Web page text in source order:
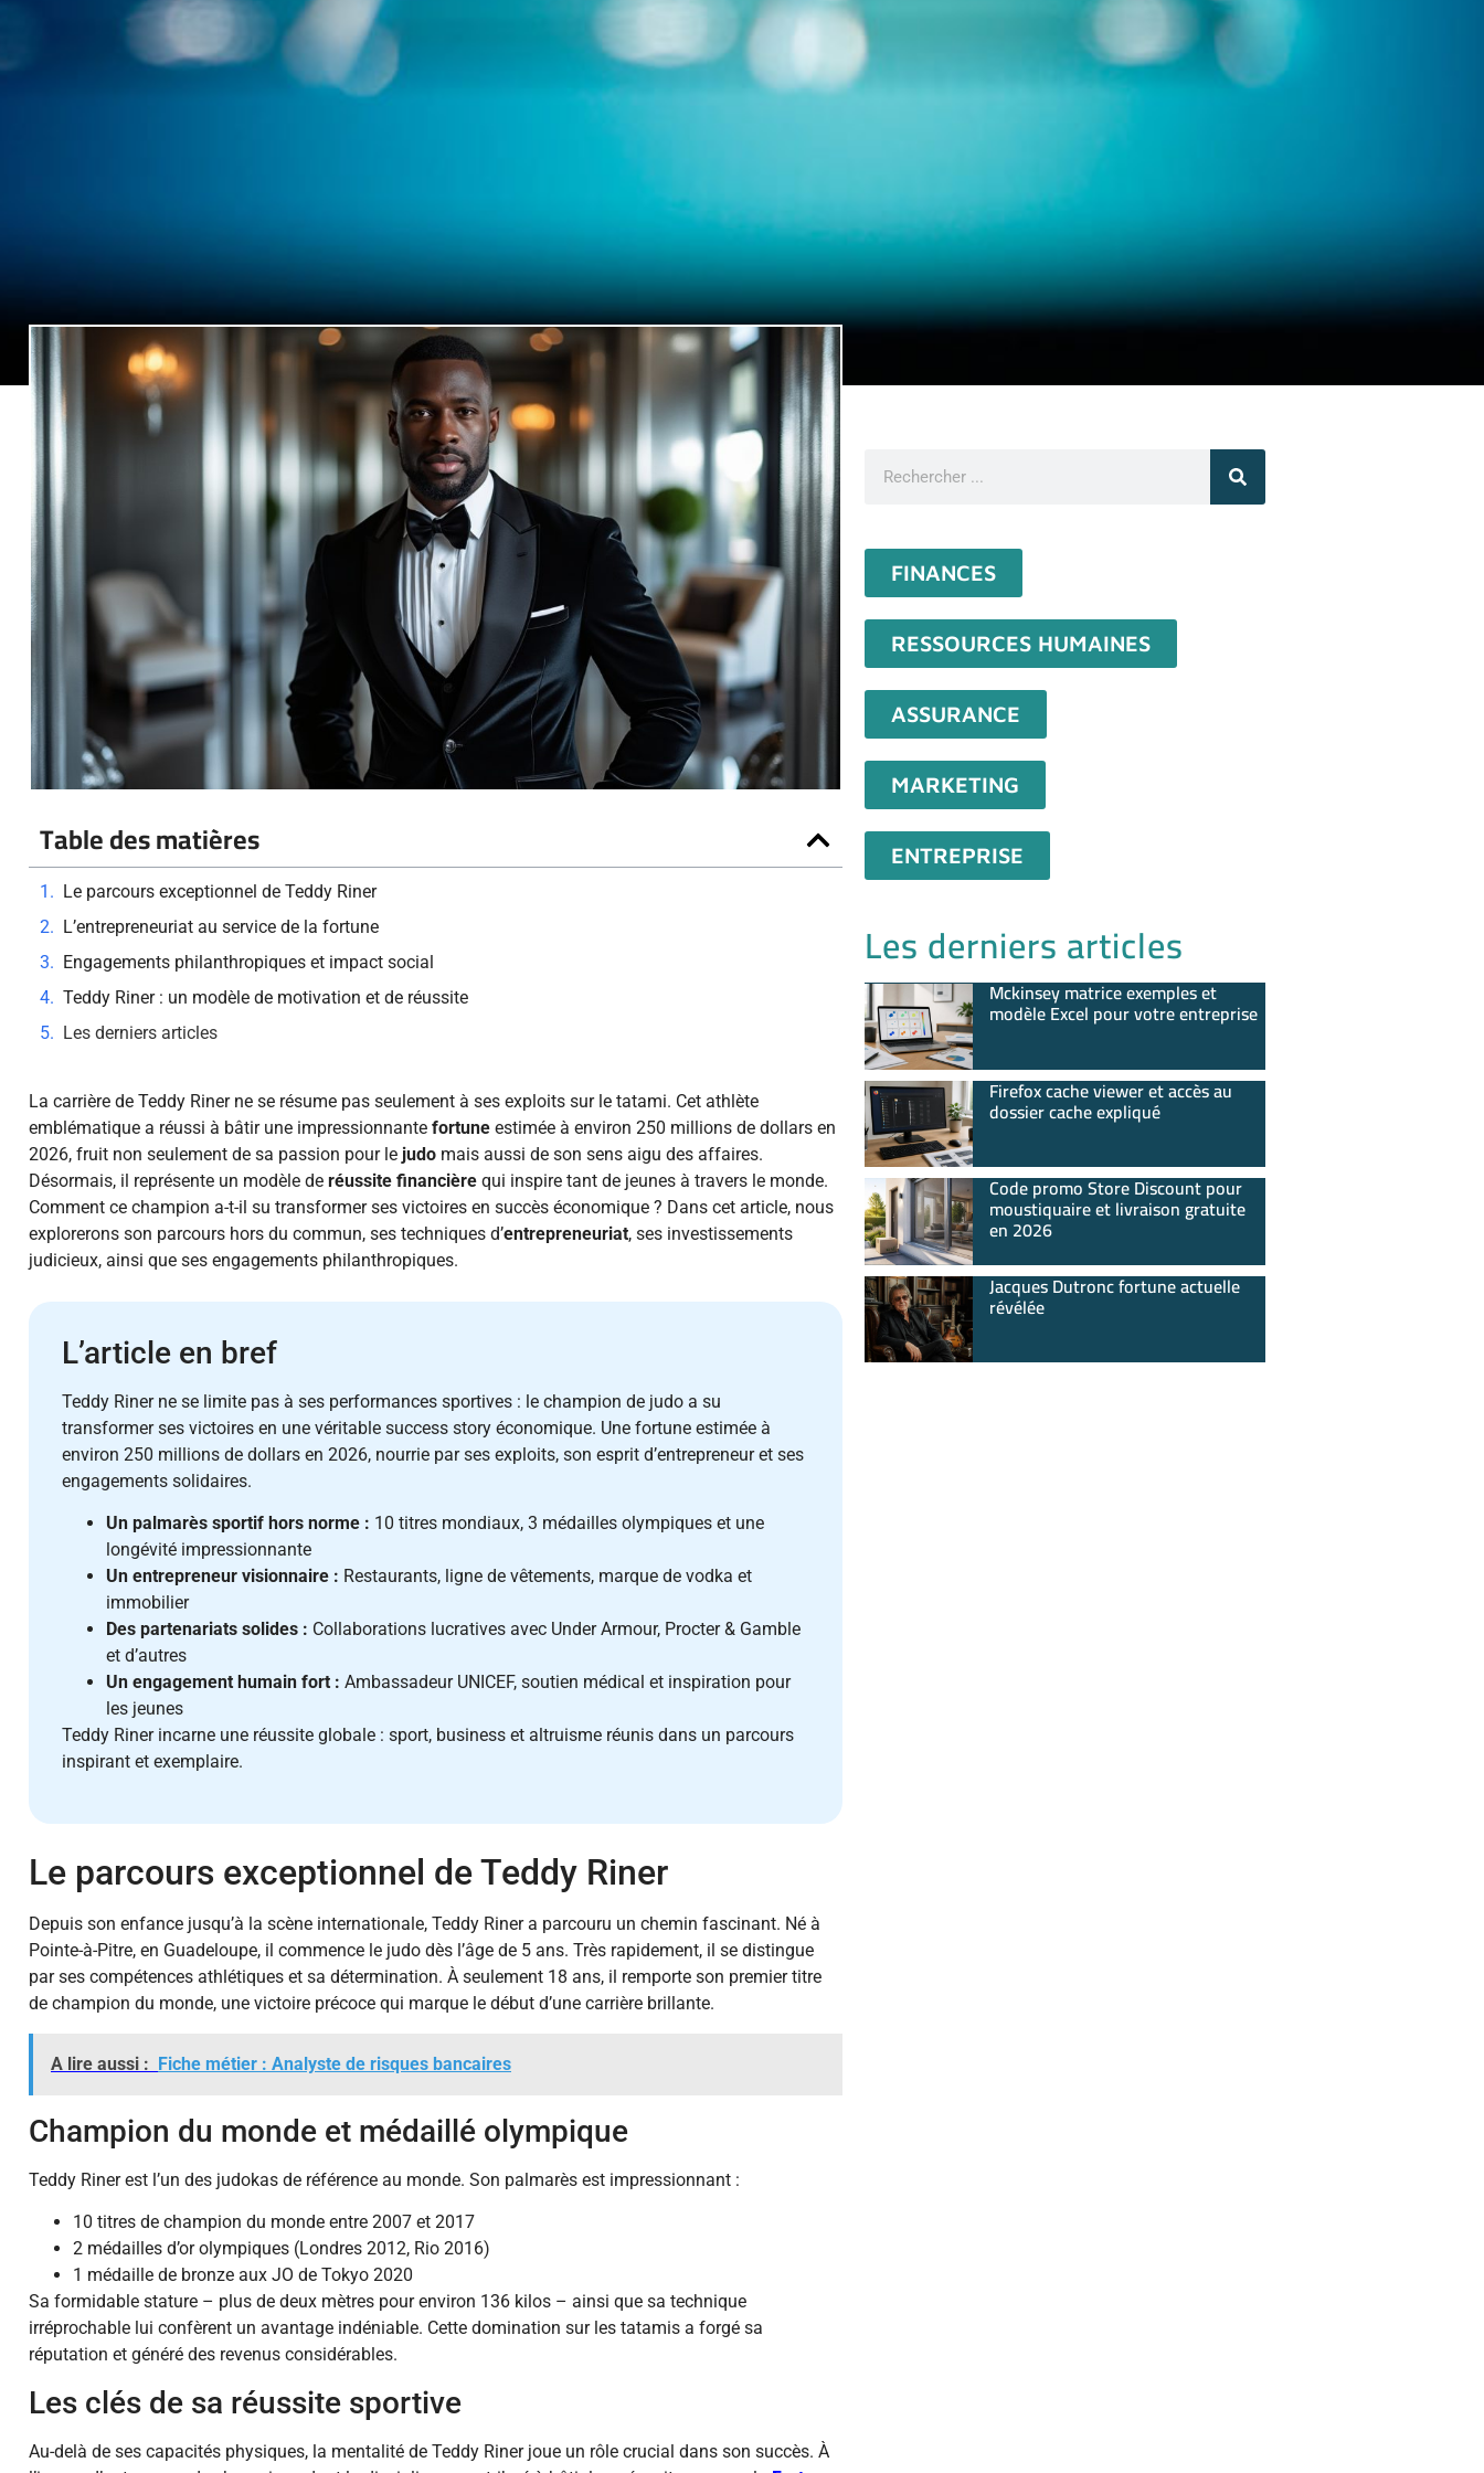
Table des matières
Le parcours exceptionnel de Teddy Riner
L’entrepreneuriat au service de la fortune
Engagements philanthropiques et impact social
Teddy Riner : un modèle de motivation et de réussite
Les derniers articles
La carrière de Teddy Riner ne se résume pas seulement à ses exploits sur le tatami. Cet athlète
emblématique a réussi à bâtir une impressionnante fortune estimée à environ 250 millions de dollars en
2026, fruit non seulement de sa passion pour le judo mais aussi de son sens aigu des affaires.
Désormais, il représente un modèle de réussite financière qui inspire tant de jeunes à travers le monde.
Comment ce champion a-t-il su transformer ses victoires en succès économique ? Dans cet article, nous
explorerons son parcours hors du commun, ses techniques d’entrepreneuriat, ses investissements
judicieux, ainsi que ses engagements philanthropiques.
L’article en bref
Teddy Riner ne se limite pas à ses performances sportives : le champion de judo a su
transformer ses victoires en une véritable success story économique. Une fortune estimée à
environ 250 millions de dollars en 2026, nourrie par ses exploits, son esprit d’entrepreneur et ses
engagements solidaires.
Un palmarès sportif hors norme : 10 titres mondiaux, 3 médailles olympiques et une
longévité impressionnante
Un entrepreneur visionnaire : Restaurants, ligne de vêtements, marque de vodka et
immobilier
Des partenariats solides : Collaborations lucratives avec Under Armour, Procter & Gamble
et d’autres
Un engagement humain fort : Ambassadeur UNICEF, soutien médical et inspiration pour
les jeunes
Teddy Riner incarne une réussite globale : sport, business et altruisme réunis dans un parcours
inspirant et exemplaire.
Le parcours exceptionnel de Teddy Riner
Depuis son enfance jusqu’à la scène internationale, Teddy Riner a parcouru un chemin fascinant. Né à
Pointe-à-Pitre, en Guadeloupe, il commence le judo dès l’âge de 5 ans. Très rapidement, il se distingue
par ses compétences athlétiques et sa détermination. À seulement 18 ans, il remporte son premier titre
de champion du monde, une victoire précoce qui marque le début d’une carrière brillante.
A lire aussi : Fiche métier : Analyste de risques bancaires
Champion du monde et médaillé olympique
Teddy Riner est l’un des judokas de référence au monde. Son palmarès est impressionnant :
10 titres de champion du monde entre 2007 et 2017
2 médailles d’or olympiques (Londres 2012, Rio 2016)
1 médaille de bronze aux JO de Tokyo 2020
Sa formidable stature – plus de deux mètres pour environ 136 kilos – ainsi que sa technique
irréprochable lui confèrent un avantage indéniable. Cette domination sur les tatamis a forgé sa
réputation et généré des revenus considérables.
Les clés de sa réussite sportive
Au-delà de ses capacités physiques, la mentalité de Teddy Riner joue un rôle crucial dans son succès. À
FINANCES
RESSOURCES HUMAINES
ASSURANCE
MARKETING
ENTREPRISE
Les derniers articles
Mckinsey matrice exemples et
modèle Excel pour votre entreprise
Firefox cache viewer et accès au
dossier cache expliqué
Code promo Store Discount pour
moustiquaire et livraison gratuite
en 2026
Jacques Dutronc fortune actuelle
révélée